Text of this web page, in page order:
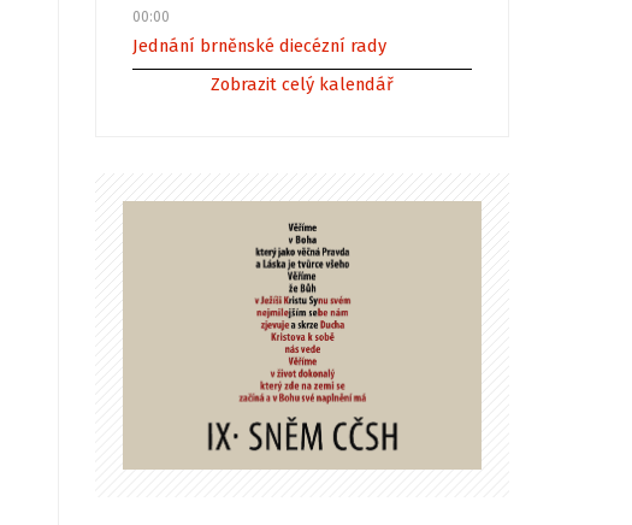
00:00
Jednání brněnské diecézní rady
Zobrazit celý kalendář